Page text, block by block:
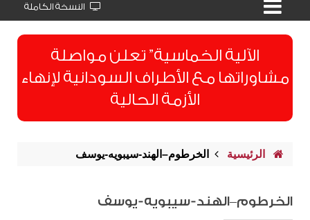
النسخة الكاملة
الآلية الخماسية” تعلن مواصلة
مشاوراتها مع الأطراف السودانية لإنهاء
الأزمة الحالية
الرئيسية الخرطوم–الهند-سيبويه-يوسف
الخرطوم–الهند-سيبويه-يوسف